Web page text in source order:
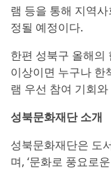
램 등을 통해 지역
정될 예정이다.
한편 성북구 올해의
이상이면 누구나 한
램 우선 참여 기회
성북문화재단 소개
성북문화재단은 도
며, ‘문화로 풍요로